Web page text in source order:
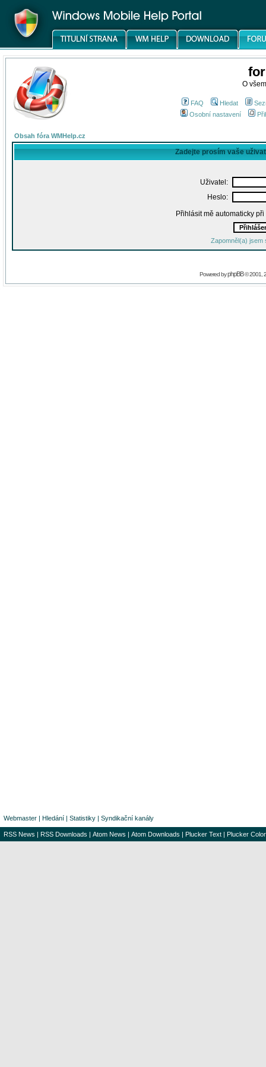
O
FAQ Hledat
Osobní nastavení
Obsah fóra WMHelp.cz
Zadejte prosím vaše
Uživatel:
Heslo:
Přihlásit mě automaticky
Zapomněl(a) jsem
Powered byphpBB© 2001,
Webmaster | Hledání | Statistiky | Syndikační kanály
RSS News | RSS Downloads | Atom News | Atom Downloads | Plucker Text | Plucker Color